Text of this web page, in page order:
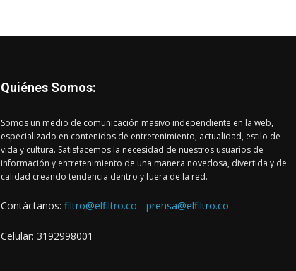
Quiénes Somos:
Somos un medio de comunicación masivo independiente en la web,
especializado en contenidos de entretenimiento, actualidad, estilo de
vida y cultura. Satisfacemos la necesidad de nuestros usuarios de
información y entretenimiento de una manera novedosa, divertida y de
calidad creando tendencia dentro y fuera de la red.
Contáctanos: filtro@elfiltro.co - prensa@elfiltro.co
Celular: 3192998001